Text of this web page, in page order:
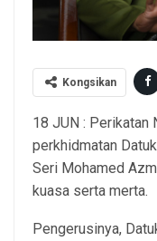
Kongsikan
18 JUN : Perikatan
perkhidmatan
Seri Mohamed
kuasa serta merta.
Pengerusinya,